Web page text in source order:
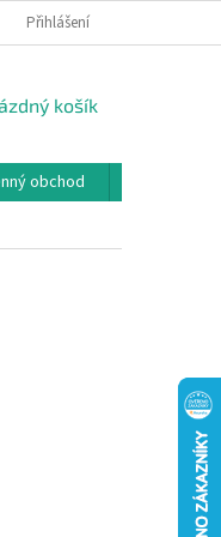
PROGRAM
Přihlášení
košík
obchod